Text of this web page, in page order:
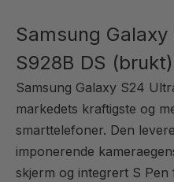
Samsung
S928B DS (brukt)
Samsung Galaxy S24
markedets kraftigste og
smarttelefoner. Den
imponerende
skjerm og integrert S